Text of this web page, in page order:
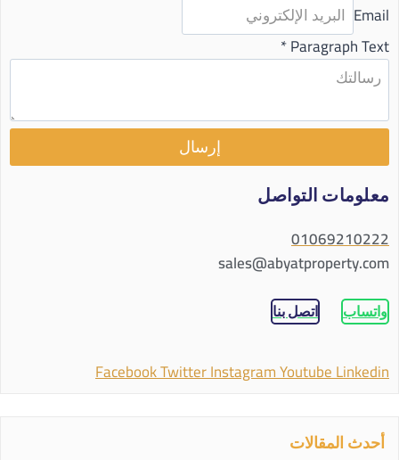
Email
Paragraph Text
*
إرسال
معلومات التواصل
01069210222
sales@abyatproperty.com
واتساب اتصل بنا
FacebookTwitterInstagramYoutubeLinkedin
أحدث المقالات